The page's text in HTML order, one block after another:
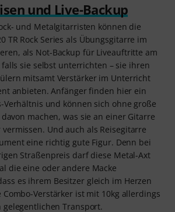
und Live-Backup
und Metalgitarristen können die
TR Rock Series als Übungsgitarre im
als Not-Backup für Liveauftritte am
sie selbst unterrichten – sie ihren
mitsamt Verstärker im Unterricht
anbieten. Anfänger finden hier ein
Verhältnis und können sich ohne große
machen, was sie an einer Gitarre
Und auch als Reisegitarre
eine richtig gute Figur. Denn bei
Straßenpreis darf diese Metal-Axt
die eine oder andere Macke
es ihrem Besitzer gleich im Herzen
Verstärker ist mit 10kg allerdings
Transport.